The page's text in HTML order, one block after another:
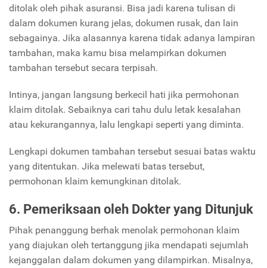
ditolak oleh pihak asuransi. Bisa jadi karena tulisan di
dalam dokumen kurang jelas, dokumen rusak, dan lain
sebagainya. Jika alasannya karena tidak adanya lampiran
tambahan, maka kamu bisa melampirkan dokumen
tambahan tersebut secara terpisah.
Intinya, jangan langsung berkecil hati jika permohonan
klaim ditolak. Sebaiknya cari tahu dulu letak kesalahan
atau kekurangannya, lalu lengkapi seperti yang diminta.
Lengkapi dokumen tambahan tersebut sesuai batas waktu
yang ditentukan. Jika melewati batas tersebut,
permohonan klaim kemungkinan ditolak.
6. Pemeriksaan oleh Dokter yang Ditunjuk
Pihak penanggung berhak menolak permohonan klaim
yang diajukan oleh tertanggung jika mendapati sejumlah
kejanggalan dalam dokumen yang dilampirkan. Misalnya,